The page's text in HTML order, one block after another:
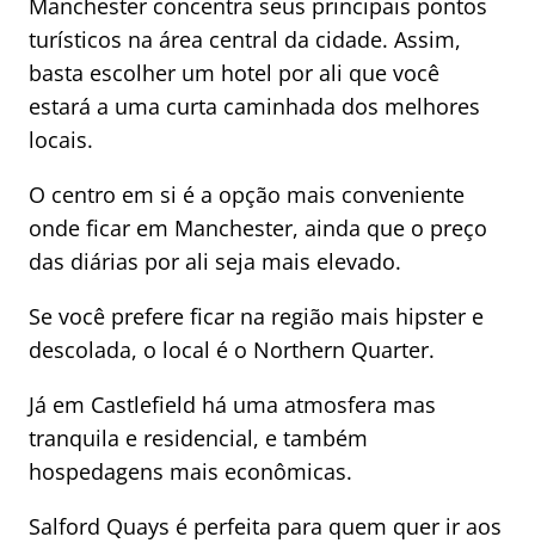
Manchester concentra seus principais pontos
turísticos na área central da cidade. Assim,
basta escolher um hotel por ali que você
estará a uma curta caminhada dos melhores
locais.
O centro em si é a opção mais conveniente
onde ficar em Manchester, ainda que o preço
das diárias por ali seja mais elevado.
Se você prefere ficar na região mais hipster e
descolada, o local é o Northern Quarter.
Já em Castlefield há uma atmosfera mas
tranquila e residencial, e também
hospedagens mais econômicas.
Salford Quays é perfeita para quem quer ir aos